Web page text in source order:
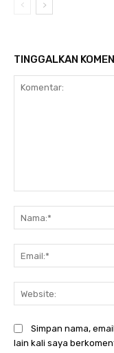
TINGGALKAN
Simpan nama,
lain kali saya